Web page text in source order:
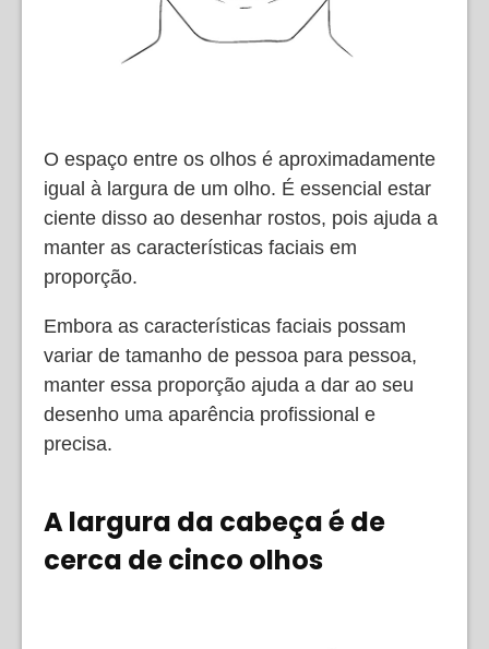
O espaço entre os olhos é aproximadamente
igual à largura de um olho. É essencial estar
ciente disso ao desenhar rostos, pois ajuda a
manter as características faciais em
proporção.
Embora as características faciais possam
variar de tamanho de pessoa para pessoa,
manter essa proporção ajuda a dar ao seu
desenho uma aparência profissional e
precisa.
A largura da cabeça é de
cerca de cinco olhos